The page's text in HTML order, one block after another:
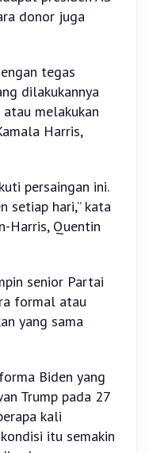
donor juga
tegas
dilakukannya
melakukan
Harris,
persaingan ini.
setiap hari,” kata
Harris, Quentin
senior Partai
formal atau
yang sama
Biden yang
Trump pada 27
kali
itu semakin